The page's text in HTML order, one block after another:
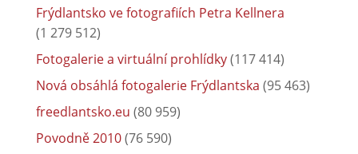
Frýdlantsko ve fotografiích Petra Kellnera
(1 279 512)
Fotogalerie a virtuální prohlídky(117 414)
Nová obsáhlá fotogalerie Frýdlantska (95 463)
freedlantsko.eu (80 959)
Povodně 2010(76 590)